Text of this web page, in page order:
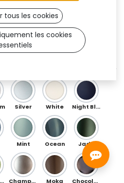
(OneFit)
Silver White Night Blue
Mint Ocean Jade
Soft Green Champagne Moka Chocolate
tous les cookies
les cookies